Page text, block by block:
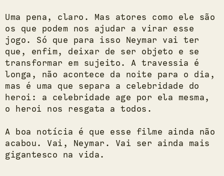
Uma pena, claro. Mas atores como ele são
os que podem nos ajudar a virar esse
jogo. Só que para isso Neymar vai ter
que, enfim, deixar de ser objeto e se
transformar em sujeito. A travessia é
longa, não acontece da noite para o dia,
mas é uma que separa a celebridade do
heroi: a celebridade age por ela mesma,
o heroi nos resgata a todos.
A boa notícia é que esse filme ainda não
acabou. Vai, Neymar. Vai ser ainda mais
gigantesco na vida.